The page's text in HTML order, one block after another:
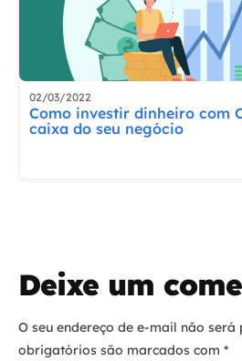
02/03/2022
Como investir dinheiro com
caixa do seu negócio
Deixe um
O seu endereço de e-mail não será
obrigatórios são marcados com *